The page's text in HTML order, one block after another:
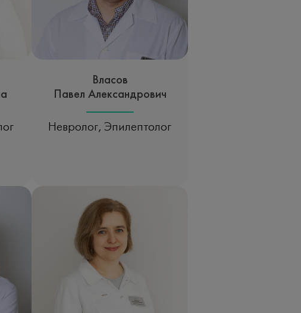
Власов
Павел Александрович
Невролог, Эпилептолог